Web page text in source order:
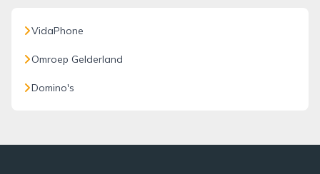
VidaPhone
Omroep Gelderland
Domino's